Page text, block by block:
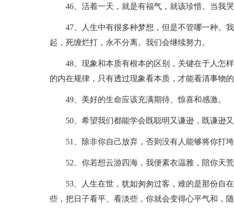
46、活着一天，就是有福气，就该珍惜。当我
47、人生中有很多种梦想，但是不管哪一种。
起，死缠烂打，永不分离。我们会继续努力。
48、现象和本质有根本的区别，关键在于人怎
的内在规律，只有透过现象看本质，才能看清事物
49、美好的生命应该充满期待、惊喜和感激。
50、希望我们都能学会既聪明又谦逊，既谦逊又
51、除非你自己放弃，否则没有人能够将你打垮
52、你若想云游四海，我便素衣温雅，陪你天
53、人生在世，犹如匆匆过客，难的是那份自
些，把日子看平、看淡些，你就会变得心平气和，随